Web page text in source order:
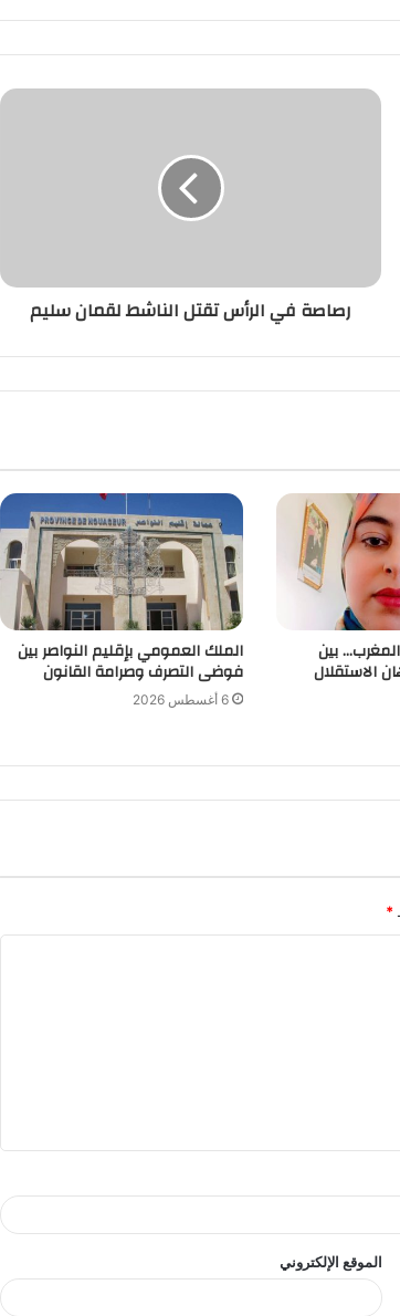
رصاصة
رصاصة في الرأس تقتل الناشط لقمان سليم
بين
الاستقلال
الملك العمومي بإقليم النواصر بين
فوضى التصرف وصرامة القانون
6 أغسطس 2026
*
الموقع الإلكتروني